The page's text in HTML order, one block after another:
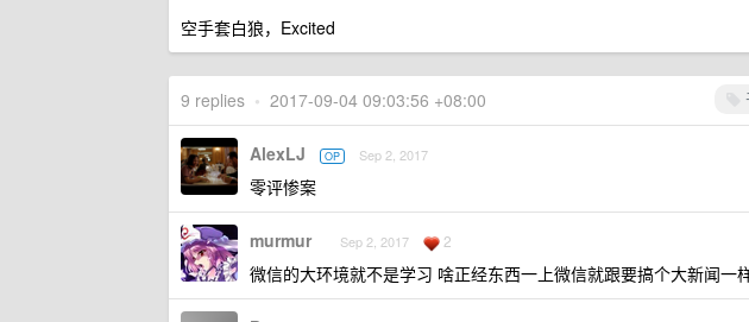
空手套白狼，Excited
9 replies • 2017-09-04 09:03:56 +08:00
AlexLJ OP Sep 2, 2017
零评惨案
murmur Sep 2, 2017 2
微信的大环境就不是学习 啥正经东西一上微信就跟要搞个大新闻一